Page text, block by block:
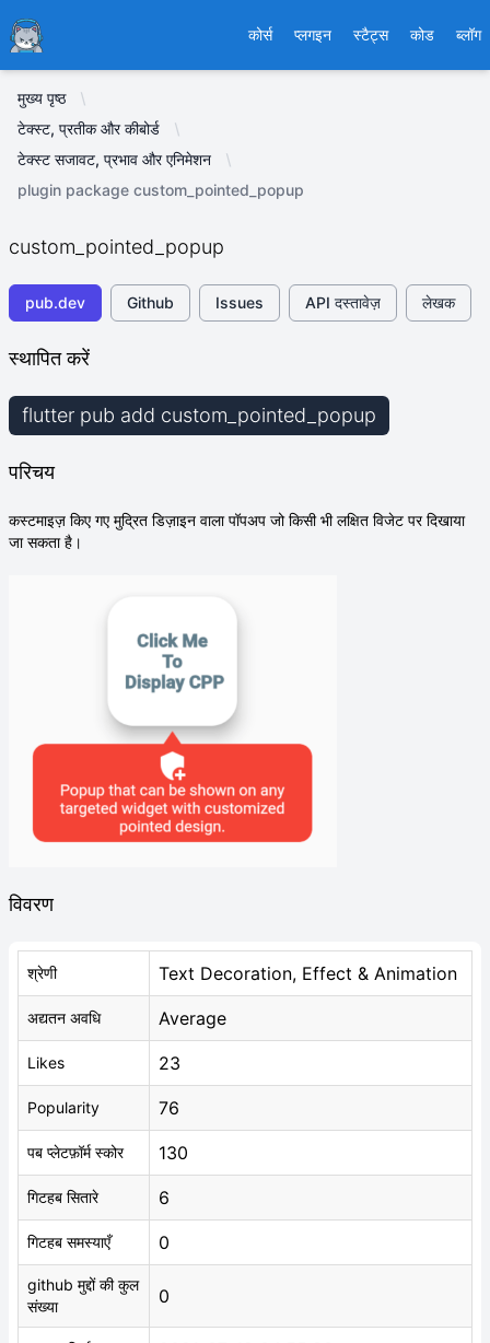
Ducafecat कोर्स प्लगइन स्टैट्स कोड ब्लॉग
मुख्य पृष्ठ
टेक्स्ट, प्रतीक और कीबोर्ड
टेक्स्ट सजावट, प्रभाव और एनिमेशन
plugin package custom_pointed_popup
custom_pointed_popup
pub.dev Github Issues API दस्तावेज़ लेखक
स्थापित करें
flutter pub add custom_pointed_popup
परिचय
कस्टमाइज़ किए गए मुद्रित डिज़ाइन वाला पॉपअप जो किसी भी लक्षित विजेट पर दिखाया
जा सकता है।
विवरण
श्रेणी Text Decoration, Effect & Animation
अद्यतन अवधि Average
Likes 23
Popularity 76
पब प्लेटफ़ॉर्म स्कोर 130
गिटहब सितारे 6
गिटहब समस्याएँ 0
github मुद्दों की कुल
संख्या
0